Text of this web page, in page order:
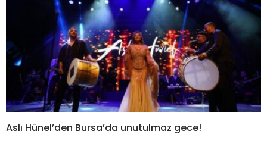
Aslı Hünel’den Bursa’da unutulmaz gece!